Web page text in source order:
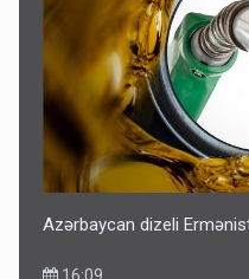
Azərbaycan dizeli